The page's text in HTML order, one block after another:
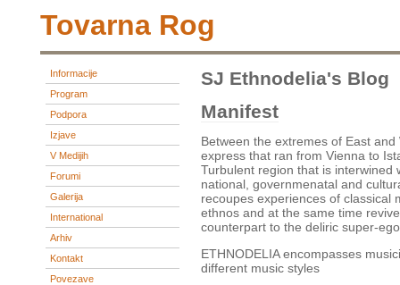
Tovarna Rog
Informacije
Program
Podpora
Izjave
V Medijih
Forumi
Galerija
International
Arhiv
Kontakt
Povezave
SJ Ethnodelia's Blog
Manifest
Between the extremes of East
express that ran from Vienna to
Turbulent region that is interwined
national, governmenatal and
recoupes experiences of classical
ethnos and at the same time
counterpart to the deliric super-
ETHNODELIA encompasses
different music styles